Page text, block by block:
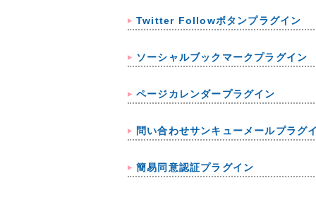
Twitter Followボタンプラグイン
ソーシャルブックマークプラグイン
ページカレンダープラグイン
問い合わせサンキューメールプラグ
簡易同意認証プラグイン